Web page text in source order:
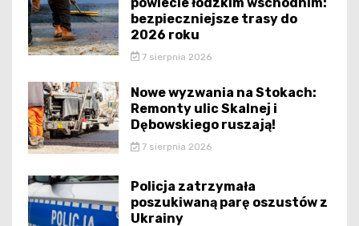
bezpieczniejsze trasy do
2026 roku
7 sierpnia 2026
Nowe wyzwania na Stokach:
Remonty ulic Skalnej i
Dębowskiego ruszają!
7 sierpnia 2026
Policja zatrzymała
poszukiwaną parę oszustów z
Ukrainy